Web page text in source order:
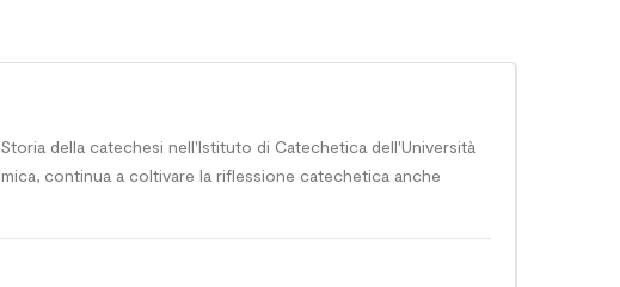
della catechesi nell'Istituto di Catechetica dell'Università
continua a coltivare la riflessione catechetica anche